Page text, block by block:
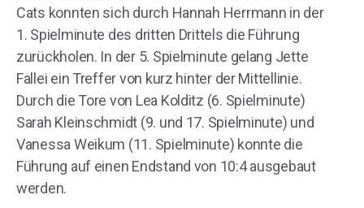
Cats konnten sich durch Hannah Herrmann in der
1. Spielminute des dritten Drittels die Führung
zurückholen. In der 5. Spielminute gelang Jette
Fallei ein Treffer von kurz hinter der Mittellinie.
Durch die Tore von Lea Kolditz (6. Spielminute)
Sarah Kleinschmidt (9. und 17. Spielminute) und
Vanessa Weikum (11. Spielminute) konnte die
Führung auf einen Endstand von 10:4 ausgebaut
werden.